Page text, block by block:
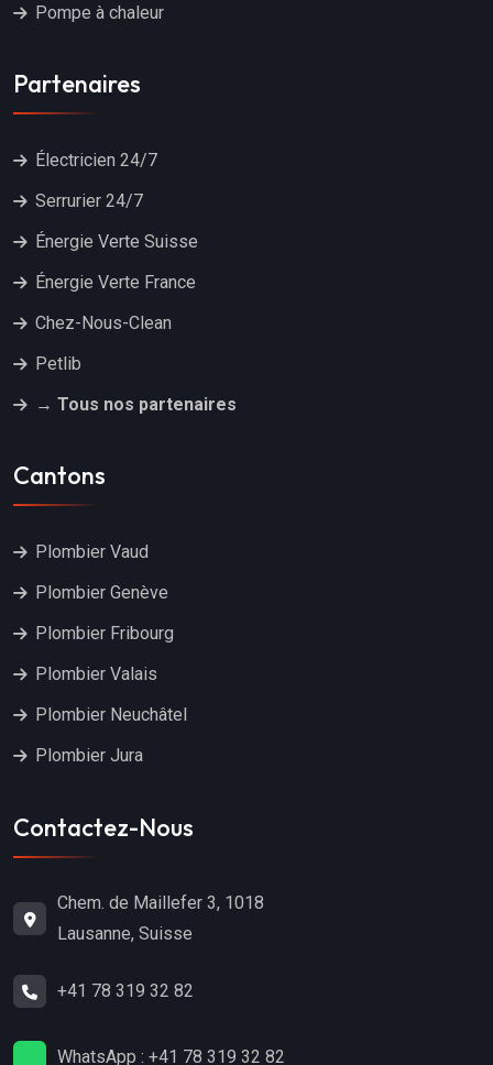
Pompe à chaleur
Partenaires
Électricien 24/7
Serrurier 24/7
Énergie Verte Suisse
Énergie Verte France
Chez-Nous-Clean
Petlib
→ Tous nos partenaires
Cantons
Plombier Vaud
Plombier Genève
Plombier Fribourg
Plombier Valais
Plombier Neuchâtel
Plombier Jura
Contactez-Nous
Chem. de Maillefer 3, 1018
Lausanne, Suisse
+41 78 319 32 82
WhatsApp : +41 78 319 32 82